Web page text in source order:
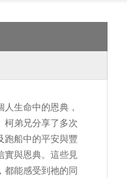
生命中的恩典，
柯弟兄分享了多次
跑船中的平安與豐
實與恩典。這些見
都能感受到祂的同